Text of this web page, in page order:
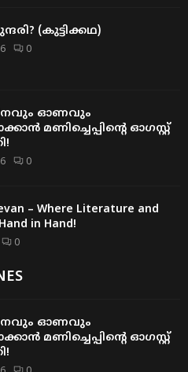
(കുട്ടിക്കഥ)
0
ദിനവും ഓണവും
മണിച്ചെപ്പിന്റെ ഓഗസ്റ്റ്
0
– Where Literature and
in Hand!
0
ദിനവും ഓണവും
മണിച്ചെപ്പിന്റെ ഓഗസ്റ്റ്